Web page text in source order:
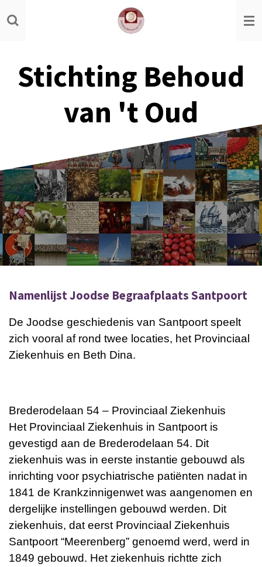
Ga
direct
hoofdinhoud
Stichting Behoud
van 't Oud
Namenlijst Joodse Begraafplaats Santpoort
De Joodse geschiedenis van Santpoort speelt
zich vooral af rond twee locaties, het Provinciaal
Ziekenhuis en Beth Dina.
Brederodelaan 54 – Provinciaal Ziekenhuis
Het Provinciaal Ziekenhuis in Santpoort is
gevestigd aan de Brederodelaan 54. Dit
ziekenhuis was in eerste instantie gebouwd als
inrichting voor psychiatrische patiënten nadat in
1841 de Krankzinnigenwet was aangenomen en
dergelijke instellingen gebouwd werden. Dit
ziekenhuis, dat eerst Provinciaal Ziekenhuis
Santpoort “Meerenberg” genoemd werd, werd in
1849 gebouwd. Het ziekenhuis richtte zich